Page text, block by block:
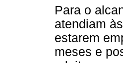
Para o
atendiam
estarem
meses e